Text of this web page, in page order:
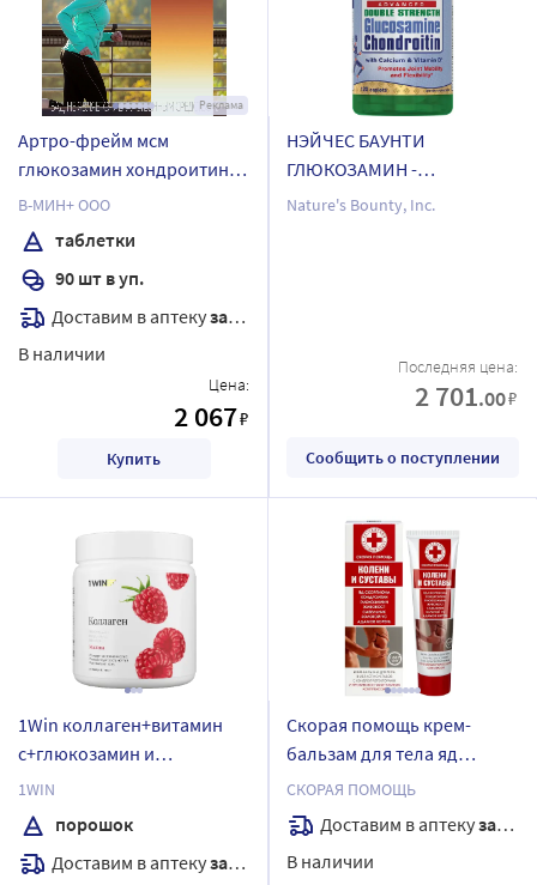
Реклама
Артро-фрейм мсм
глюкозамин хондроитин
90 шт. таблетки массой
1,35 г
В-МИН+ ООО
таблетки
90 шт в уп.
Доставим в аптекузавтра
В наличии
Цена:
2 067₽
Купить
НЭЙЧЕС БАУНТИ
ГЛЮКОЗАМИН -
ХОНДРОИТИН ПЛЮС С
Nature's Bounty, Inc.
Последняя цена:
2 701.00₽
Сообщить о поступлении
1Win коллаген+витамин
с+глюкозамин и
хондроитин порошок 180
гр со вкусом малина/банка
1WIN
порошок
Доставим в аптекузавтра
Скорая помощь крем-
бальзам для тела яд
скорпиона хондроитин
глюкозамин 100 мл
СКОРАЯ ПОМОЩЬ
Доставим в аптекузавтра
В наличии